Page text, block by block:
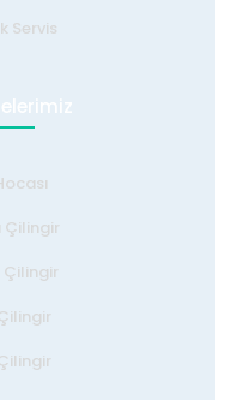
Servis
Çilingir
Çilingir